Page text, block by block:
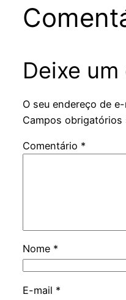
Deixe
O seu endereço de
Campos obrigatórios
Comentário *
Nome *
E-mail *